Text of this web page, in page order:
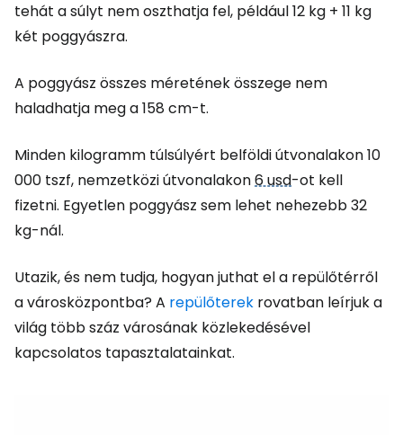
tehát a súlyt nem oszthatja fel, például 12 kg + 11 kg
két poggyászra.
A poggyász összes méretének összege nem
haladhatja meg a 158 cm-t.
Minden kilogramm túlsúlyért belföldi útvonalakon 10
000 tszf, nemzetközi útvonalakon6 usd-ot kell
fizetni. Egyetlen poggyász sem lehet nehezebb 32
kg-nál.
Utazik, és nem tudja, hogyan juthat el a repülőtérről
a városközpontba? A repülőterek rovatban leírjuk a
világ több száz városának közlekedésével
kapcsolatos tapasztalatainkat.